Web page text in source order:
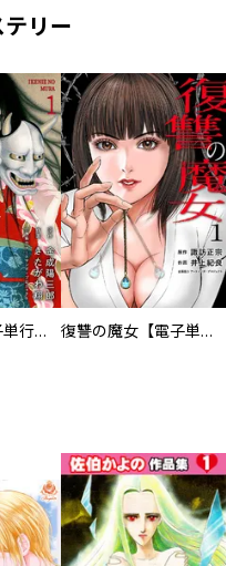
リー
生贄の村【電子単行本版】 復讐の魔女【電子単行本版】